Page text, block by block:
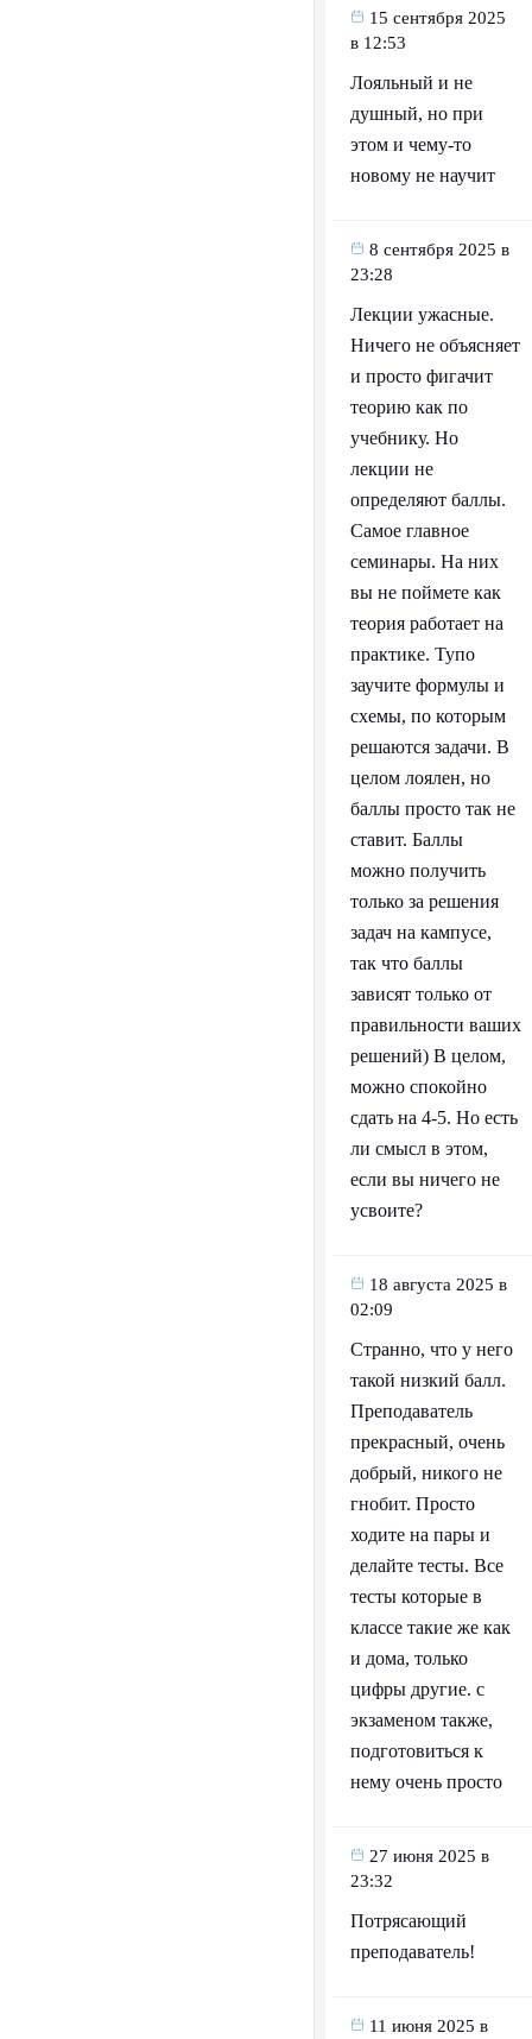
15 сентября 2025
в 12:53
Лояльный и не
душный, но при
этом и чему-то
новому не научит
8 сентября 2025 в
23:28
Лекции ужасные.
Ничего не объясняет
и просто фигачит
теорию как по
учебнику. Но
лекции не
определяют баллы.
Самое главное
семинары. На них
вы не поймете как
теория работает на
практике. Тупо
заучите формулы и
схемы, по которым
решаются задачи. В
целом лоялен, но
баллы просто так не
ставит. Баллы
можно получить
только за решения
задач на кампусе,
так что баллы
зависят только от
правильности ваших
решений) В целом,
можно спокойно
сдать на 4-5. Но есть
ли смысл в этом,
если вы ничего не
усвоите?
18 августа 2025 в
02:09
Странно, что у него
такой низкий балл.
Преподаватель
прекрасный, очень
добрый, никого не
гнобит. Просто
ходите на пары и
делайте тесты. Все
тесты которые в
классе такие же как
и дома, только
цифры другие. с
экзаменом также,
подготовиться к
нему очень просто
27 июня 2025 в
23:32
Потрясающий
преподаватель!
11 июня 2025 в